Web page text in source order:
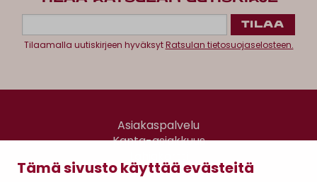
Tämä sivusto käyttää evästeitä
Tilaamalla uutiskirjeen hyväksytRatsulan tietosuojaselosteen.
Asiakaspalvelu
Kanta-asiakkuus
Gomee Ratsula Café